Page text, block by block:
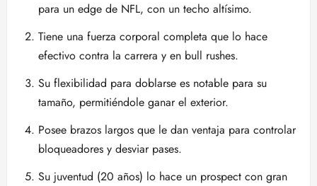
para un edge de NFL, con un techo altísimo.
Tiene una fuerza corporal completa que lo hace
efectivo contra la carrera y en bull rushes.
Su flexibilidad para doblarse es notable para su
tamaño, permitiéndole ganar el exterior.
Posee brazos largos que le dan ventaja para controlar
bloqueadores y desviar pases.
Su juventud (20 años) lo hace un prospect con gran